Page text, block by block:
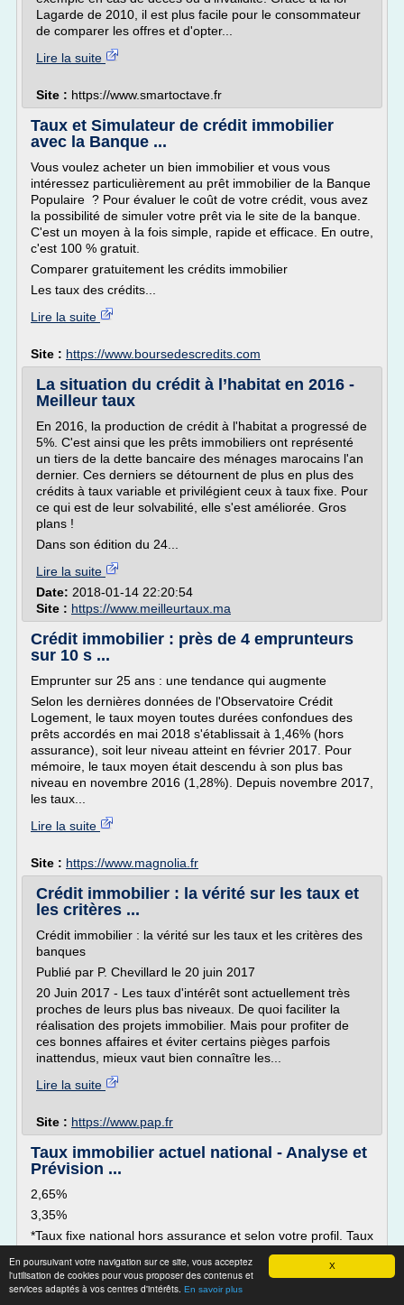
X
En poursuivant votre navigation sur ce site, vous acceptez
l'utilisation de cookies pour vous proposer des contenus et
services adaptés à vos centres d'intérêts. En savoir plus
Lagarde de 2010, il est plus facile pour le consommateur
de comparer les offres et d'opter...
Lire la suite
Site : https://www.smartoctave.fr
Taux et Simulateur de crédit immobilier
avec la Banque ...
Vous voulez acheter un bien immobilier et vous vous
intéressez particulièrement au prêt immobilier de la Banque
Populaire ? Pour évaluer le coût de votre crédit, vous avez
la possibilité de simuler votre prêt via le site de la banque.
C'est un moyen à la fois simple, rapide et efficace. En outre,
c'est 100 % gratuit.
Comparer gratuitement les crédits immobilier
Les taux des crédits...
Lire la suite
Site : https://www.boursedescredits.com
La situation du crédit à l’habitat en 2016 -
Meilleur taux
En 2016, la production de crédit à l'habitat a progressé de
5%. C'est ainsi que les prêts immobiliers ont représenté
un tiers de la dette bancaire des ménages marocains l'an
dernier. Ces derniers se détournent de plus en plus des
crédits à taux variable et privilégient ceux à taux fixe. Pour
ce qui est de leur solvabilité, elle s'est améliorée. Gros
plans !
Dans son édition du 24...
Lire la suite
Date: 2018-01-14 22:20:54
Site : https://www.meilleurtaux.ma
Crédit immobilier : près de 4 emprunteurs
sur 10 s ...
Emprunter sur 25 ans : une tendance qui augmente
Selon les dernières données de l'Observatoire Crédit
Logement, le taux moyen toutes durées confondues des
prêts accordés en mai 2018 s'établissait à 1,46% (hors
assurance), soit leur niveau atteint en février 2017. Pour
mémoire, le taux moyen était descendu à son plus bas
niveau en novembre 2016 (1,28%). Depuis novembre 2017,
les taux...
Lire la suite
Site : https://www.magnolia.fr
Crédit immobilier : la vérité sur les taux et
les critères ...
Crédit immobilier : la vérité sur les taux et les critères des
banques
Publié par P. Chevillard le 20 juin 2017
20 Juin 2017 - Les taux d'intérêt sont actuellement très
proches de leurs plus bas niveaux. De quoi faciliter la
réalisation des projets immobilier. Mais pour profiter de
ces bonnes affaires et éviter certains pièges parfois
inattendus, mieux vaut bien connaître les...
Lire la suite
Site : https://www.pap.fr
Taux immobilier actuel national - Analyse et
Prévision ...
2,65%
3,35%
*Taux fixe national hors assurance et selon votre profil. Taux
actualisés au 24/06/2018 par Empruntis.com. Taux
comparés par rapport au 14/05/2018
Notre analyse nationale des meilleurs taux immobiliers